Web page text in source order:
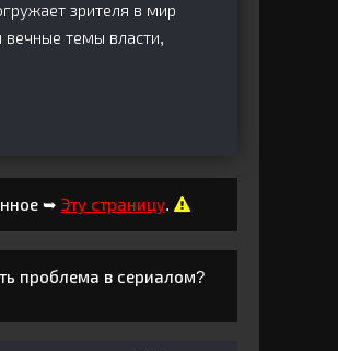
зрителя в мир
вечные темы власти,
➥ Эту страницу.
проблема в сериалом?